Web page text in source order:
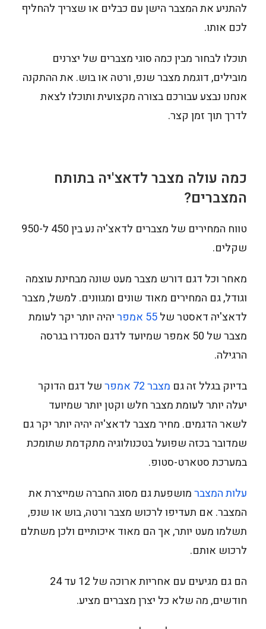
להתניע את המצבר הישן עם כבלים או שצריך להחליף
לכם אותו.
תוכלו לבחור מבין כמה סוגי מצברים של יצרנים
מובילים, דוגמת מצבר שנפ, ורטה או בוש. את ההתקנה
אנחנו נבצע עבורכם בצורה מקצועית ותוכלו לצאת
לדרך תוך זמן קצר.
כמה עולה מצבר לדאצ'יה בתותח
המצברים?
טווח המחירים של מצברים לדאצ'יה נע בין 450 ל-950
שקלים.
מאחר וכל דגם דורש מצבר מעט שונה מבחינת עוצמה
וגודל, גם המחירים מאוד שונים ומגוונים. למשל, מצבר
לדאצ'יה דאסטר של55 אמפר
יהיה יותר יקר לעומת
מצבר של 50 אמפר שמיועד לדגם הסנדרו בגרסה
הרגילה.
בדיוק בגלל זה גם מצבר 72 אמפר
של דגם הדוקר
יעלה יותר לעומת מצבר חלש וקטן יותר שמיועד
לשאר הדגמים. מחיר מצבר לדאצ'יה יהיה יותר יקר גם
שמדובר בכזה שפועל בטכנולוגיה מתקדמת שתומכת
במערכת סטארט-סטופ.
עלות המצברמושפעת גם מסוג החברה שמייצרת את
המצבר. אם תעדיפו לרכוש מצבר ורטה, בוש או שנפ,
תשלמו מעט יותר, אך הם מאוד איכותיים ולכן משתלם
לרכוש אותם.
הם גם מגיעים עם אחריות ארוכה של 12 עד 24
חודשים, מה שלא כל יצרן מצברים מציע.